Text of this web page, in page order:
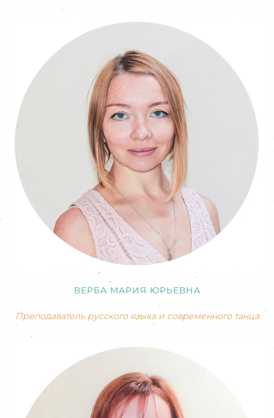
ВЕРБА МАРИЯ ЮРЬЕВНА
Преподаватель русского языка и современного танца